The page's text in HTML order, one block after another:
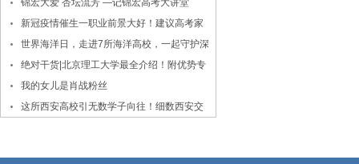
新冠疫情催生一职业前景大好！建议高考家
长密切关注！
世界海洋日，走进7所海洋高校，一起守护深
蓝！
绝对干货|北京理工大学最全介绍！附优势专
业、录取数据
我的女儿是肖战粉丝
这所西安高校引无数学子向往！细数西安交